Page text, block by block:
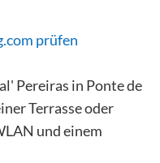
prüfen
Pereiras in Ponte de
Terrasse oder
und einem